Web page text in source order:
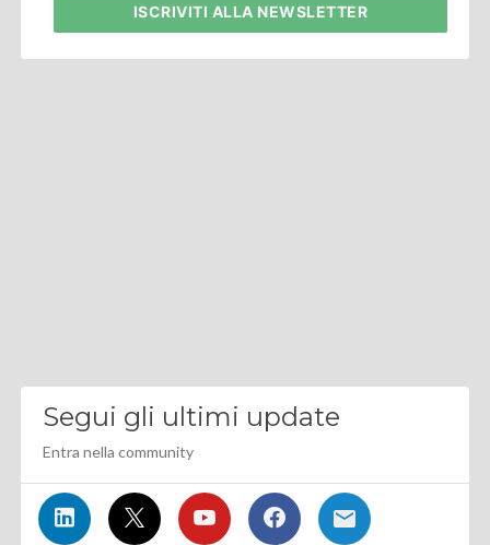
ISCRIVITI ALLA NEWSLETTER
Segui gli ultimi update
Entra nella community